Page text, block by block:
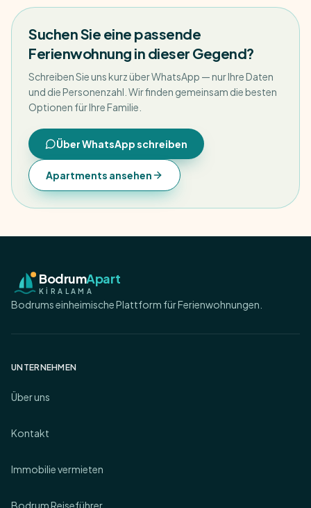
Suchen Sie eine passende
Ferienwohnung in dieser Gegend?
Schreiben Sie uns kurz über WhatsApp — nur Ihre Daten
und die Personenzahl. Wir finden gemeinsam die besten
Optionen für Ihre Familie.
Über WhatsApp schreiben
Apartments ansehen
BodrumApart
KİRALAMA
Bodrums einheimische Plattform für Ferienwohnungen.
UNTERNEHMEN
Über uns
Kontakt
Immobilie vermieten
Bodrum Reiseführer